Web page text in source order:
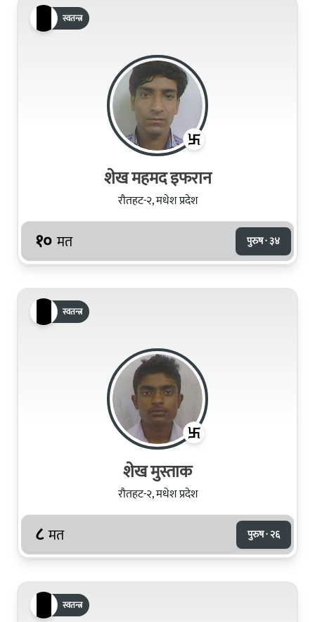
स्वतन्त्र
शेख महमद इफरान
रौतहट-२, मधेश प्रदेश
१० मत पुरुष · ३४
स्वतन्त्र
शेख मुस्ताक
रौतहट-२, मधेश प्रदेश
८ मत पुरुष · २६
स्वतन्त्र